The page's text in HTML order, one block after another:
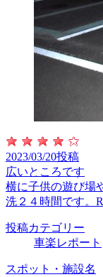
2023/03/20投稿
広いところです
横に子供の遊び場
洗２４時間です。
投稿カテゴリー
車楽レポート
スポット・施設名